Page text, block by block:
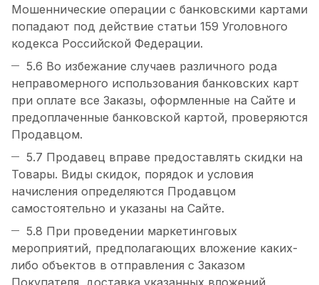
Мошеннические операции с банковскими картами
попадают под действие статьи 159 Уголовного
кодекса Российской Федерации.
5.6 Во избежание случаев различного рода
неправомерного использования банковских карт
при оплате все Заказы, оформленные на Сайте и
предоплаченные банковской картой, проверяются
Продавцом.
5.7 Продавец вправе предоставлять скидки на
Товары. Виды скидок, порядок и условия
начисления определяются Продавцом
самостоятельно и указаны на Сайте.
5.8 При проведении маркетинговых
мероприятий, предполагающих вложение каких-
либо объектов в отправления с Заказом
Покупателя, доставка указанных вложений